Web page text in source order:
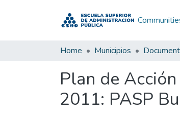
Home Municipios
Plan de
2011: PASP